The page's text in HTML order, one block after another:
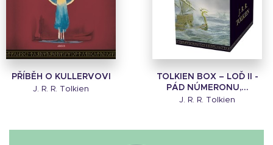
PŘÍBĚH O KULLERVOVI
J. R. R. Tolkien
TOLKIEN BOX – LOĎ II -
PÁD NÚMERONU,...
J. R. R. Tolkien